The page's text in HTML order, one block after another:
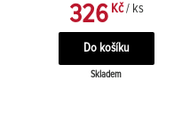
326 Kč / ks
Skladem